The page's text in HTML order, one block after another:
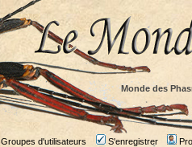
Monde des
Groupes d'utilisateurs S'enregistrer